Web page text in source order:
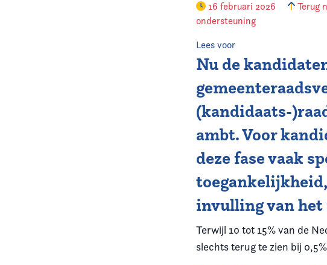
16 februari 2026 Terug
ondersteuning
Lees voor
Nu de
(kandidaats-
ambt. Voor
deze fase vaak
invulling van
Terwijl 10 tot 15% van de
slechts terug te zien bij